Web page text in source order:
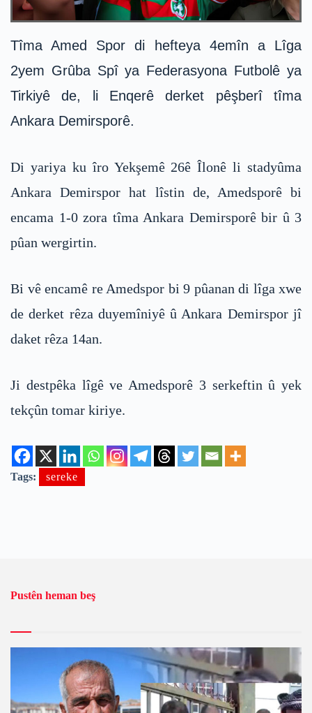
Tîma Amed Spor di hefteya 4emîn a Lîga
2yem Grûba Spî ya Federasyona Futbolê ya
Tirkiyê de, li Enqerê derket pêşberî tîma
Ankara Demirsporê.
Di yariya ku îro Yekşemê 26ê Îlonê li stadyûma
Ankara Demirspor hat lîstin de, Amedsporê bi
encama 1-0 zora tîma Ankara Demirsporê bir û 3
pûan wergirtin.
Bi vê encamê re Amedspor bi 9 pûanan di lîga xwe
de derket rêza duyemîniyê û Ankara Demirspor jî
daket rêza 14an.
Ji destpêka lîgê ve Amedsporê 3 serkeftin û yek
tekçûn tomar kiriye.
Tags: sereke
Pustên heman beş